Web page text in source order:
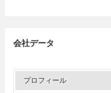
会社データ
プロフィール